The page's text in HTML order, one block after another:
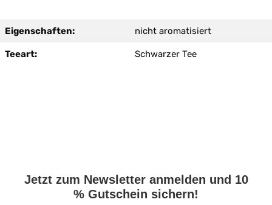
Eigenschaften: nicht aromatisiert
Teeart: Schwarzer Tee
Jetzt zum Newsletter anmelden und 10
% Gutschein sichern!